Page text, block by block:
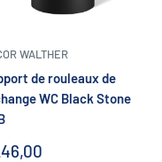
WALTHER
de rouleaux de
WC Black Stone